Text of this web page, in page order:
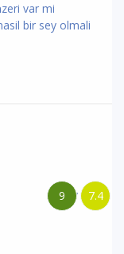
var mi
bir sey olmali
7.4
/
9